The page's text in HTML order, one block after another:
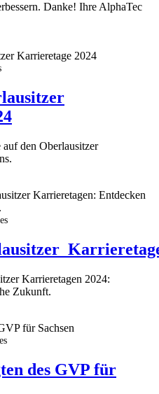
Danke! Ihre AlphaTec
auf den Oberlausitzer
Karrieretagen 2024:
Zukunft.
des GVP für